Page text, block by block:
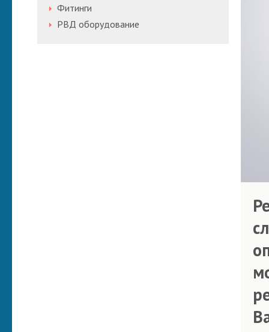
Фитинги
РВД оборудование